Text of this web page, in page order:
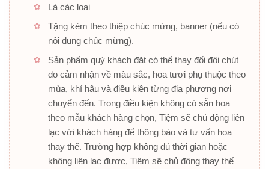
Lá các loại
Tặng kèm theo thiệp chúc mừng, banner (nếu có
nội dung chúc mừng).
Sản phẩm quý khách đặt có thể thay đổi đôi chút
do cảm nhận về màu sắc, hoa tươi phụ thuộc theo
mùa, khí hậu và điều kiện từng địa phương nơi
chuyển đến. Trong điều kiện không có sẵn hoa
theo mẫu khách hàng chọn, Tiệm sẽ chủ động liên
lạc với khách hàng để thông báo và tư vấn hoa
thay thế. Trường hợp không đủ thời gian hoặc
không liên lạc được, Tiệm sẽ chủ động thay thế